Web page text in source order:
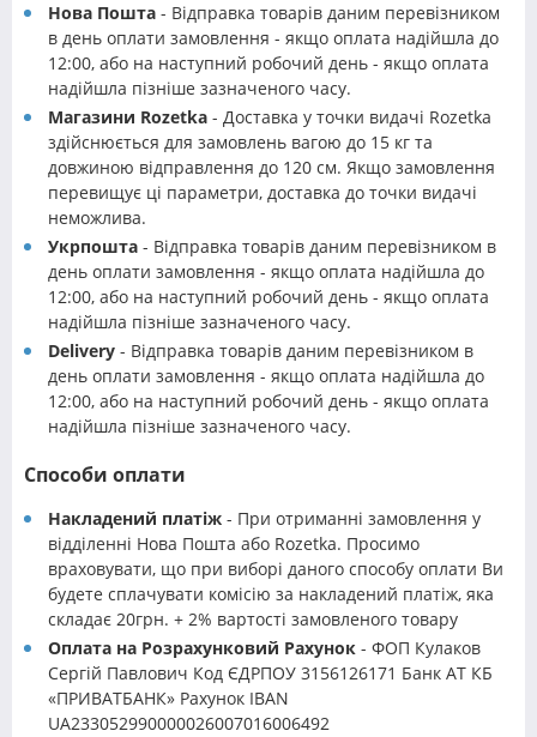
Нова Пошта - Відправка товарів даним перевізником
в день оплати замовлення - якщо оплата надійшла до
12:00, або на наступний робочий день - якщо оплата
надійшла пізніше зазначеного часу.
Магазини Rozetka - Доставка у точки видачі Rozetka
здійснюється для замовлень вагою до 15 кг та
довжиною відправлення до 120 см. Якщо замовлення
перевищує ці параметри, доставка до точки видачі
неможлива.
Укрпошта - Відправка товарів даним перевізником в
день оплати замовлення - якщо оплата надійшла до
12:00, або на наступний робочий день - якщо оплата
надійшла пізніше зазначеного часу.
Delivery - Відправка товарів даним перевізником в
день оплати замовлення - якщо оплата надійшла до
12:00, або на наступний робочий день - якщо оплата
надійшла пізніше зазначеного часу.
Способи оплати
Накладений платіж - При отриманні замовлення у
відділенні Нова Пошта або Rozetka. Просимо
враховувати, що при виборі даного способу оплати Ви
будете сплачувати комісію за накладений платіж, яка
складає 20грн. + 2% вартості замовленого товару
Оплата на Розрахунковий Рахунок - ФОП Кулаков
Сергій Павлович Код ЄДРПОУ 3156126171 Банк АТ КБ
«ПРИВАТБАНК» Рахунок IBAN
UA233052990000026007016006492